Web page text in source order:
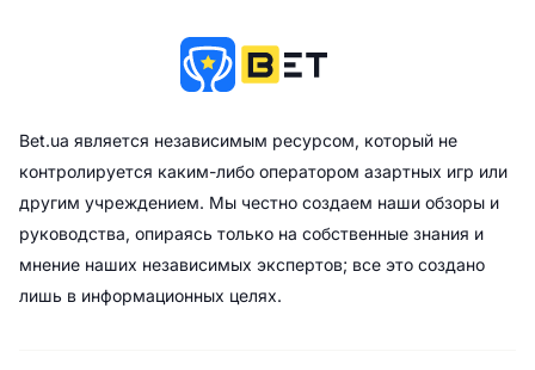
Bet.ua является независимым ресурсом, который не
контролируется каким-либо оператором азартных игр или
другим учреждением. Мы честно создаем наши обзоры и
руководства, опираясь только на собственные знания и
мнение наших независимых экспертов; все это создано
лишь в информационных целях.